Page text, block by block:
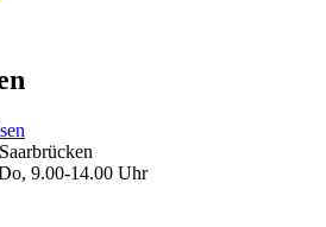
9.00-14.00 Uhr